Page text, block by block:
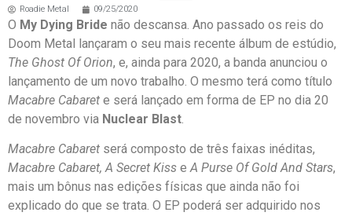
Roadie Metal 09/25/2020
O My Dying Bride não descansa. Ano passado os reis do
Doom Metal lançaram o seu mais recente álbum de estúdio,
The Ghost Of Orion, e, ainda para 2020, a banda anunciou o
lançamento de um novo trabalho. O mesmo terá como título
Macabre Cabaret e será lançado em forma de EP no dia 20
de novembro via Nuclear Blast.
Macabre Cabaret será composto de três faixas inéditas,
Macabre Cabaret, A Secret Kiss eA Purse Of Gold And Stars,
mais um bônus nas edições físicas que ainda não foi
explicado do que se trata. O EP poderá ser adquirido nos